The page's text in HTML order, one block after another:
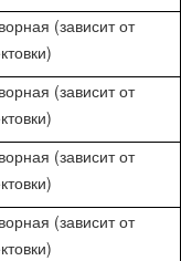
(зависит от
(зависит от
(зависит от
(зависит от